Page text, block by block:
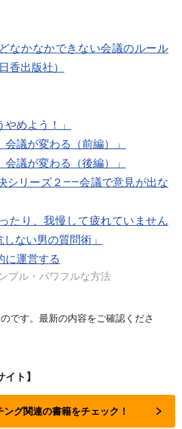
かなかできない会議のルール
出版社）
めよう！」
議が変わる（前編）」
議が変わる（後編）」
シリーズ２――会議で意見が出な
たり、我慢して疲れていません
ない男の質問術」
に運営する
プル・パワフルな方法
です。最新の内容をご確認くださ
ト】
グ関連の書籍をチェック！